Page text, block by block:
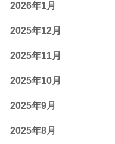
2026年1月
2025年12月
2025年11月
2025年10月
2025年9月
2025年8月